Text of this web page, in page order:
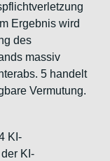
wird
des
massiv
5 handelt
Vermutung.
KI-
KI-